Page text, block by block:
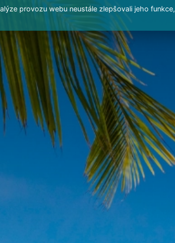
provozu webu neustále zlepšovali jeho funkce,